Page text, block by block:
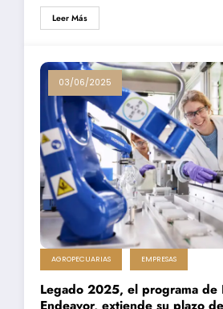
Leer Más
03/06/2025
AGROPECUARIAS EMPRESAS
Legado 2025, el programa de
Endeavor, extiende su plazo